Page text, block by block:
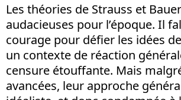
Les théories de Strauss et
audacieuses pour l’époque. Il
courage pour défier les idées
un contexte de réaction
censure étouffante. Mais
avancées, leur approche